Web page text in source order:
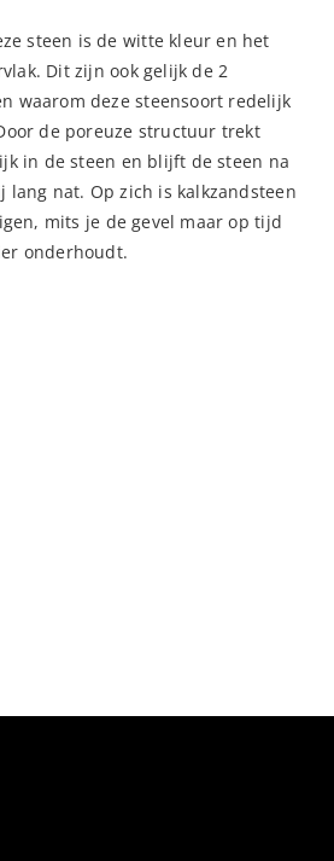
steen is de witte kleur en het
Dit zijn ook gelijk de 2
waarom deze steensoort redelijk
de poreuze structuur trekt
in de steen en blijft de steen na
lang nat. Op zich is kalkzandsteen
mits je de gevel maar op tijd
onderhoudt.